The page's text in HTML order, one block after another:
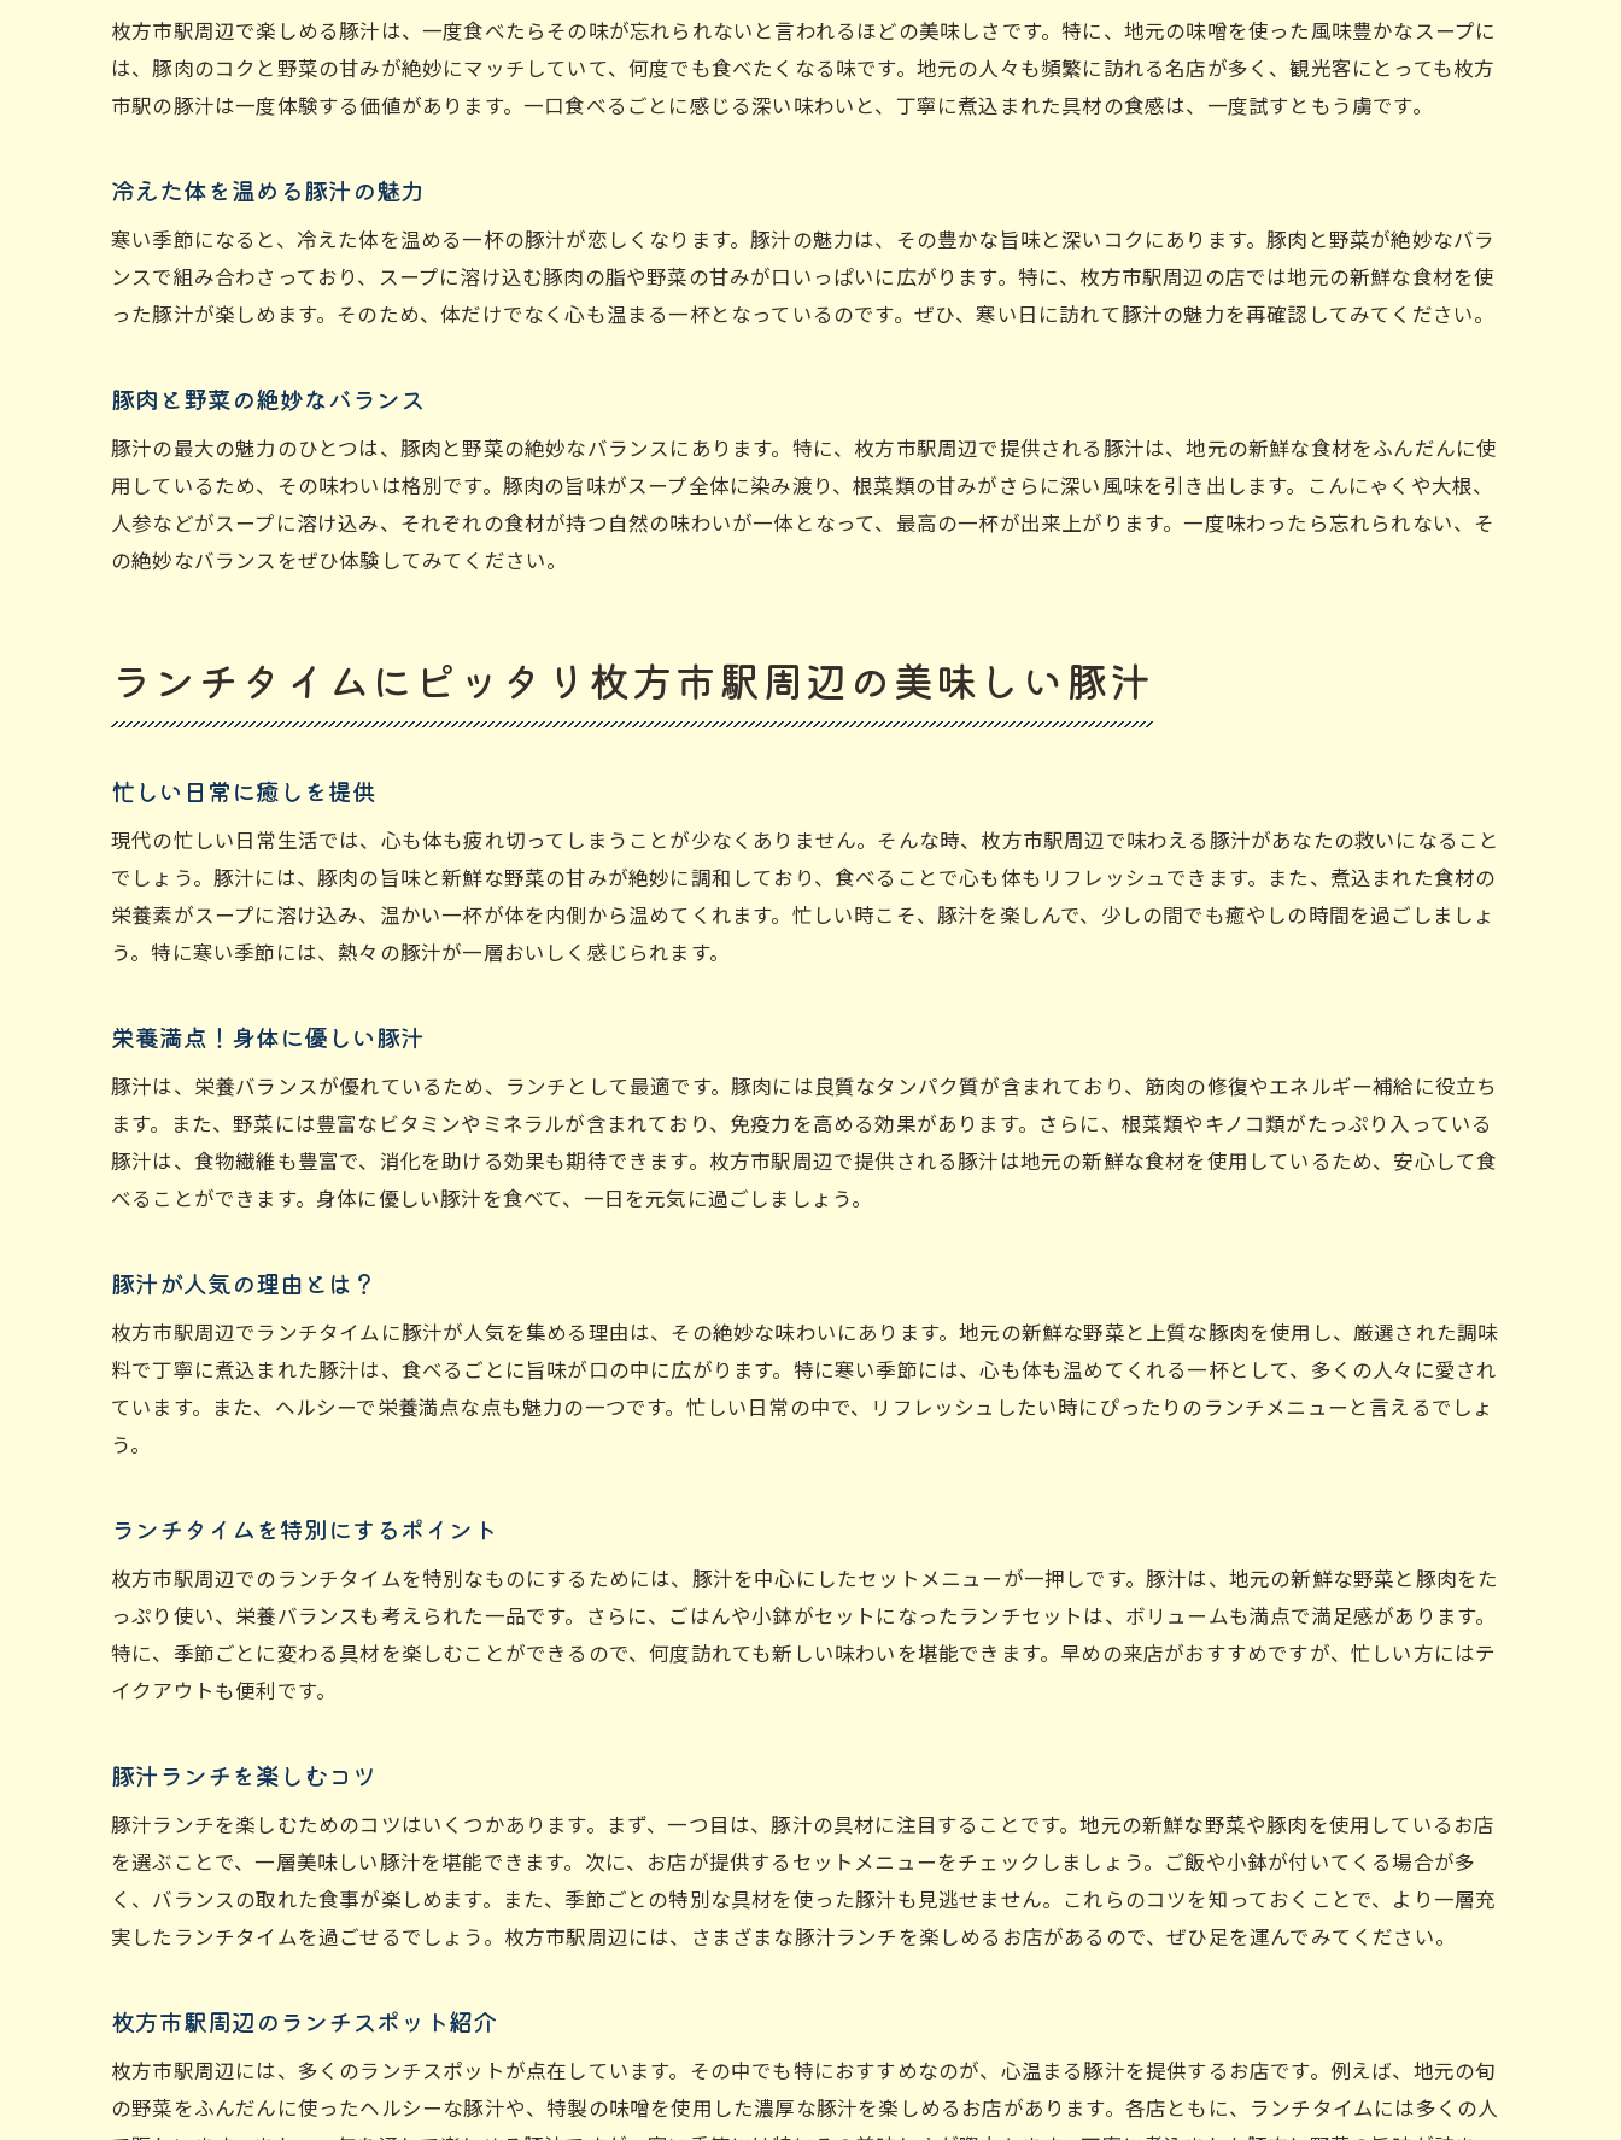
特別なランチタイムの過ごし方
豚汁でちょっと贅沢な気分に
特別な日にもぴったりの豚汁
枚方市駅近くで見つけた絶品豚汁ランチ
絶品豚汁の秘密
枚方市駅近くのおしゃれな店
旨味たっぷりの豚汁を堪能
ランチにぴったりの豚汁店
豚汁好き必見のスポット
寒い日に最適枚方市駅で堪能する心温まる豚汁ランチ
寒い日に食べたい理由
豚汁の温かみが嬉しい
寒い日にぴったりのメニュー
枚方市駅周辺で楽しめる豚汁は、一度食べたらその味が忘れられないと言われるほどの美味しさです。特に、地元の味噌を使った風味豊かなスープに
は、豚肉のコクと野菜の甘みが絶妙にマッチしていて、何度でも食べたくなる味です。地元の人々も頻繁に訪れる名店が多く、観光客にとっても枚方
市駅の豚汁は一度体験する価値があります。一口食べるごとに感じる深い味わいと、丁寧に煮込まれた具材の食感は、一度試すともう虜です。
冷えた体を温める豚汁の魅力
寒い季節になると、冷えた体を温める一杯の豚汁が恋しくなります。豚汁の魅力は、その豊かな旨味と深いコクにあります。豚肉と野菜が絶妙なバラ
ンスで組み合わさっており、スープに溶け込む豚肉の脂や野菜の甘みが口いっぱいに広がります。特に、枚方市駅周辺の店では地元の新鮮な食材を使
った豚汁が楽しめます。そのため、体だけでなく心も温まる一杯となっているのです。ぜひ、寒い日に訪れて豚汁の魅力を再確認してみてください。
豚肉と野菜の絶妙なバランス
豚汁の最大の魅力のひとつは、豚肉と野菜の絶妙なバランスにあります。特に、枚方市駅周辺で提供される豚汁は、地元の新鮮な食材をふんだんに使
用しているため、その味わいは格別です。豚肉の旨味がスープ全体に染み渡り、根菜類の甘みがさらに深い風味を引き出します。こんにゃくや大根、
人参などがスープに溶け込み、それぞれの食材が持つ自然の味わいが一体となって、最高の一杯が出来上がります。一度味わったら忘れられない、そ
の絶妙なバランスをぜひ体験してみてください。
ランチタイムにピッタリ枚方市駅周辺の美味しい豚汁
忙しい日常に癒しを提供
現代の忙しい日常生活では、心も体も疲れ切ってしまうことが少なくありません。そんな時、枚方市駅周辺で味わえる豚汁があなたの救いになること
でしょう。豚汁には、豚肉の旨味と新鮮な野菜の甘みが絶妙に調和しており、食べることで心も体もリフレッシュできます。また、煮込まれた食材の
栄養素がスープに溶け込み、温かい一杯が体を内側から温めてくれます。忙しい時こそ、豚汁を楽しんで、少しの間でも癒やしの時間を過ごしましょ
う。特に寒い季節には、熱々の豚汁が一層おいしく感じられます。
栄養満点！身体に優しい豚汁
豚汁は、栄養バランスが優れているため、ランチとして最適です。豚肉には良質なタンパク質が含まれており、筋肉の修復やエネルギー補給に役立ち
ます。また、野菜には豊富なビタミンやミネラルが含まれており、免疫力を高める効果があります。さらに、根菜類やキノコ類がたっぷり入っている
豚汁は、食物繊維も豊富で、消化を助ける効果も期待できます。枚方市駅周辺で提供される豚汁は地元の新鮮な食材を使用しているため、安心して食
べることができます。身体に優しい豚汁を食べて、一日を元気に過ごしましょう。
豚汁が人気の理由とは？
枚方市駅周辺でランチタイムに豚汁が人気を集める理由は、その絶妙な味わいにあります。地元の新鮮な野菜と上質な豚肉を使用し、厳選された調味
料で丁寧に煮込まれた豚汁は、食べるごとに旨味が口の中に広がります。特に寒い季節には、心も体も温めてくれる一杯として、多くの人々に愛され
ています。また、ヘルシーで栄養満点な点も魅力の一つです。忙しい日常の中で、リフレッシュしたい時にぴったりのランチメニューと言えるでしょ
う。
ランチタイムを特別にするポイント
枚方市駅周辺でのランチタイムを特別なものにするためには、豚汁を中心にしたセットメニューが一押しです。豚汁は、地元の新鮮な野菜と豚肉をた
っぷり使い、栄養バランスも考えられた一品です。さらに、ごはんや小鉢がセットになったランチセットは、ボリュームも満点で満足感があります。
特に、季節ごとに変わる具材を楽しむことができるので、何度訪れても新しい味わいを堪能できます。早めの来店がおすすめですが、忙しい方にはテ
イクアウトも便利です。
豚汁ランチを楽しむコツ
豚汁ランチを楽しむためのコツはいくつかあります。まず、一つ目は、豚汁の具材に注目することです。地元の新鮮な野菜や豚肉を使用しているお店
を選ぶことで、一層美味しい豚汁を堪能できます。次に、お店が提供するセットメニューをチェックしましょう。ご飯や小鉢が付いてくる場合が多
く、バランスの取れた食事が楽しめます。また、季節ごとの特別な具材を使った豚汁も見逃せません。これらのコツを知っておくことで、より一層充
実したランチタイムを過ごせるでしょう。枚方市駅周辺には、さまざまな豚汁ランチを楽しめるお店があるので、ぜひ足を運んでみてください。
枚方市駅周辺のランチスポット紹介
枚方市駅周辺には、多くのランチスポットが点在しています。その中でも特におすすめなのが、心温まる豚汁を提供するお店です。例えば、地元の旬
の野菜をふんだんに使ったヘルシーな豚汁や、特製の味噌を使用した濃厚な豚汁を楽しめるお店があります。各店ともに、ランチタイムには多くの人